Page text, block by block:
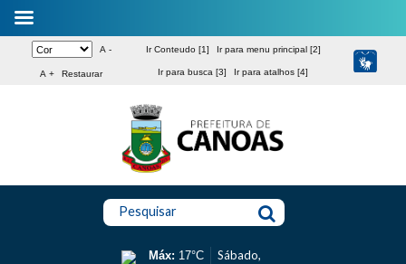
A -
A + Restaurar
Ir Conteudo [1] Ir para menu principal [2]
Ir para busca [3] Ir para atalhos [4]
Pesquisar
Máx: 17°C
Sábado,